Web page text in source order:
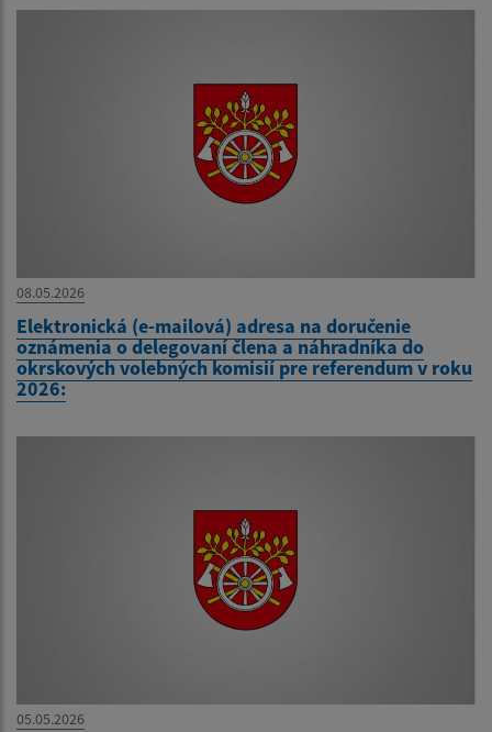
08.05.2026
Elektronická (e-mailová) adresa na doručenie
oznámenia o delegovaní člena a náhradníka do
okrskových volebných komisií pre referendum v roku
2026:
05.05.2026